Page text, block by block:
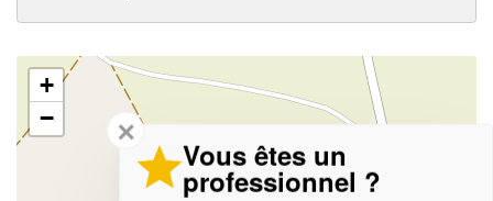
+
−
✕
Vous êtes un
professionnel ?